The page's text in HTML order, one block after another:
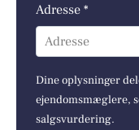
Adresse *
Adresse
Dine oplysninger
ejendomsmæglere,
salgsvurdering.